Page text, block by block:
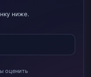
ниже.
оценить